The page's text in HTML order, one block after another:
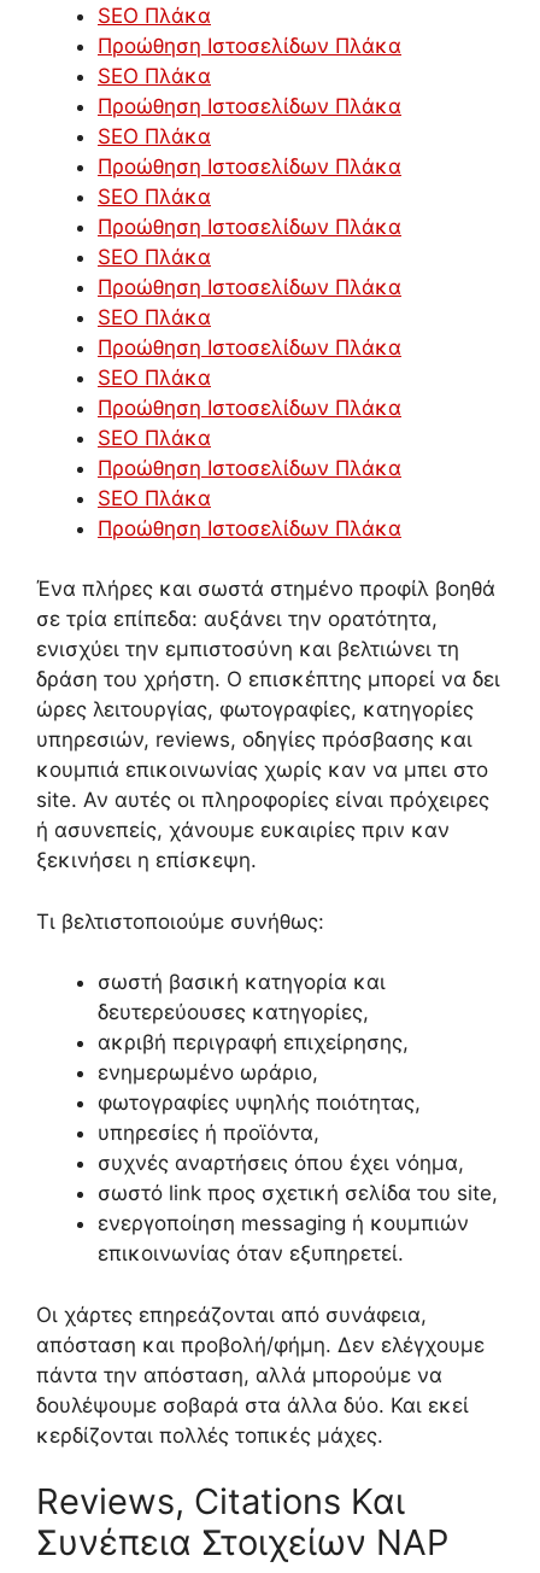
SEO Πλάκα
Προώθηση Ιστοσελίδων Πλάκα
SEO Πλάκα
Προώθηση Ιστοσελίδων Πλάκα
SEO Πλάκα
Προώθηση Ιστοσελίδων Πλάκα
SEO Πλάκα
Προώθηση Ιστοσελίδων Πλάκα
SEO Πλάκα
Προώθηση Ιστοσελίδων Πλάκα
SEO Πλάκα
Προώθηση Ιστοσελίδων Πλάκα
SEO Πλάκα
Προώθηση Ιστοσελίδων Πλάκα
SEO Πλάκα
Προώθηση Ιστοσελίδων Πλάκα
SEO Πλάκα
Προώθηση Ιστοσελίδων Πλάκα
Ένα πλήρες και σωστά στημένο προφίλ βοηθά
σε τρία επίπεδα: αυξάνει την ορατότητα,
ενισχύει την εμπιστοσύνη και βελτιώνει τη
δράση του χρήστη. Ο επισκέπτης μπορεί να δει
ώρες λειτουργίας, φωτογραφίες, κατηγορίες
υπηρεσιών, reviews, οδηγίες πρόσβασης και
κουμπιά επικοινωνίας χωρίς καν να μπει στο
site. Αν αυτές οι πληροφορίες είναι πρόχειρες
ή ασυνεπείς, χάνουμε ευκαιρίες πριν καν
ξεκινήσει η επίσκεψη.
Τι βελτιστοποιούμε συνήθως:
σωστή βασική κατηγορία και
δευτερεύουσες κατηγορίες,
ακριβή περιγραφή επιχείρησης,
ενημερωμένο ωράριο,
φωτογραφίες υψηλής ποιότητας,
υπηρεσίες ή προϊόντα,
συχνές αναρτήσεις όπου έχει νόημα,
σωστό link προς σχετική σελίδα του site,
ενεργοποίηση messaging ή κουμπιών
επικοινωνίας όταν εξυπηρετεί.
Οι χάρτες επηρεάζονται από συνάφεια,
απόσταση και προβολή/φήμη. Δεν ελέγχουμε
πάντα την απόσταση, αλλά μπορούμε να
δουλέψουμε σοβαρά στα άλλα δύο. Και εκεί
κερδίζονται πολλές τοπικές μάχες.
Reviews, Citations Και
Συνέπεια Στοιχείων NAP